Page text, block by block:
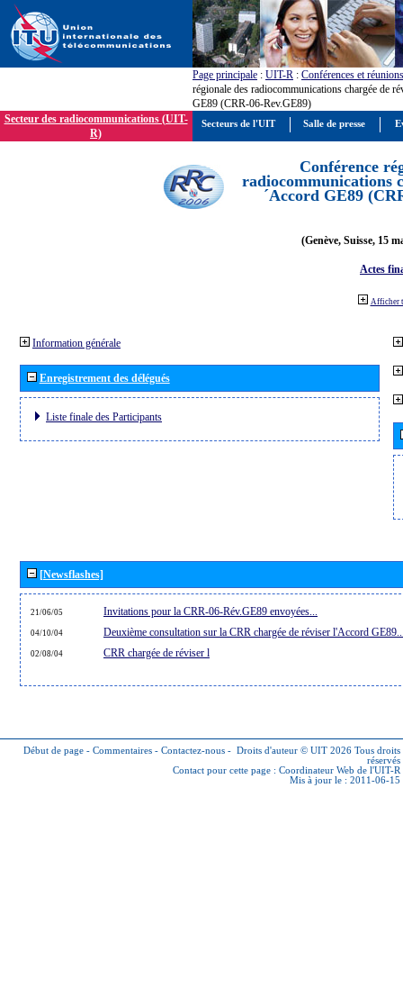
Page principale : UIT-R : Conférences et réunions
régionale des radiocommunications chargée de
GE89 (CRR-06-Rev.GE89)
Secteur des radiocommunications (UIT-
R)
Conférence
radiocommunications
´Accord GE89
(Genève, Suisse, 15
Actes
Afficher
Information générale
Enregistrement des délégués
Liste finale des Participants
[Newsflashes]
21/06/05 Invitations pour la CRR-06-Rév.GE89 envoyées...
04/10/04 Deuxième consultation sur la CRR chargée de réviser l'Accord
02/08/04 CRR chargée de réviser l
Début de page - Commentaires - Contactez-nous - Droits d'auteur © UIT 2026 Tous droits
réservés
Contact pour cette page : Coordinateur Web de l'UIT-R
Mis à jour le : 2011-06-15
Secteurs de l'UIT Salle de presse